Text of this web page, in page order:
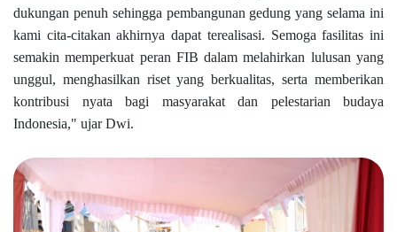
dukungan penuh sehingga pembangunan gedung yang selama ini
kami cita-citakan akhirnya dapat terealisasi. Semoga fasilitas ini
semakin memperkuat peran FIB dalam melahirkan lulusan yang
unggul, menghasilkan riset yang berkualitas, serta memberikan
kontribusi nyata bagi masyarakat dan pelestarian budaya
Indonesia," ujar Dwi.